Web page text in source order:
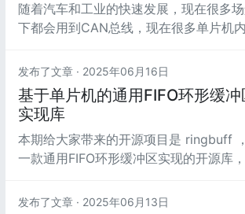
随着汽车和工业的快速发展，现在很多
下都会用到CAN总线，现在很多单片机内
简单的UART串口之后，发现CAN总线怎
“那么难”。
发布了文章 · 2025年06月16日
基于单片机的通用FIFO环形缓冲
实现库
本期给大家带来的开源项目是 ringbuff ，
一款通用FIFO环形缓冲区实现的开源库
发布了文章 · 2025年06月13日